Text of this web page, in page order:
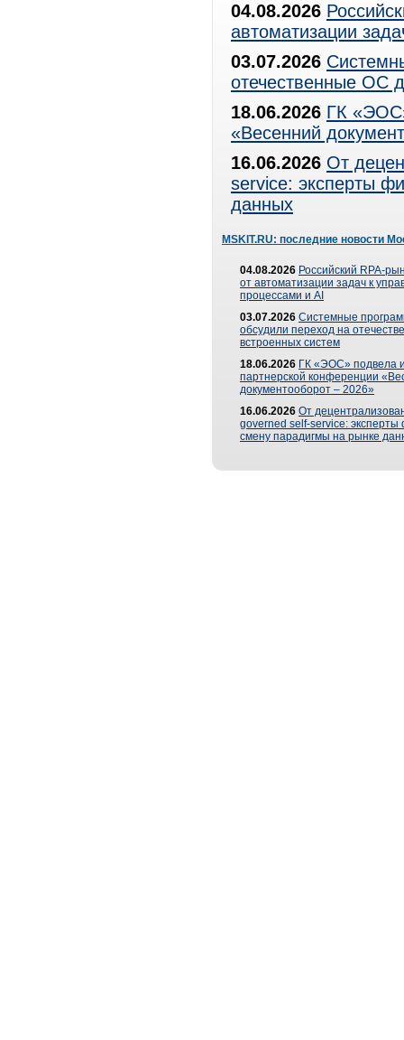
04.08.2026
автоматизации
03.07.2026
отечественные ОС
18.06.2026 ГК
«Весенний
16.06.2026 От
service: эксперты
данных
MSKIT.RU: последние новости
04.08.2026 Российский RPA-
от автоматизации задач к
процессами и AI
03.07.2026 Системные
обсудили переход на
встроенных систем
18.06.2026 ГК «ЭОС» подвела
партнерской конференции
документооборот – 2026»
16.06.2026 От
governed self-service: эксперты
смену парадигмы на рынке